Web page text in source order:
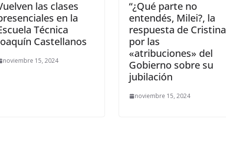
las clases
en la
Técnica
Castellanos
noviembre 15, 2024
“¿Qué parte no
entendés, Milei?, la
respuesta de Cristina
por las
«atribuciones» del
Gobierno sobre su
jubilación
noviembre 15, 2024